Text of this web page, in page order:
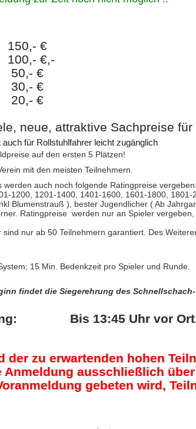
€
€,-
€
€
€
neue, attraktive Sachpreise
auch für Rollstuhlfahrer leicht zugänglich
auf den ersten 5 Plätzen!
mit den meisten Teilnehmern.
werden auch noch folgende Ratingpreise vergeben:
1200, 1201-1400, 1401-1600, 1601-1800, 1801-
Blumenstrauß ), bester Jugendlicher ( Ab
Ratingpreise werden nur an Spieler
sind nur ab 50 Teilnehmern garantiert. Des
15 Min. Bedenkzeit pro Spieler und Runde.
findet die Siegerehrung des
Bis 13:45 Uhr vor Ort. (
der zu erwartenden hohen
Anmeldung ausschließlich
gebeten wird,